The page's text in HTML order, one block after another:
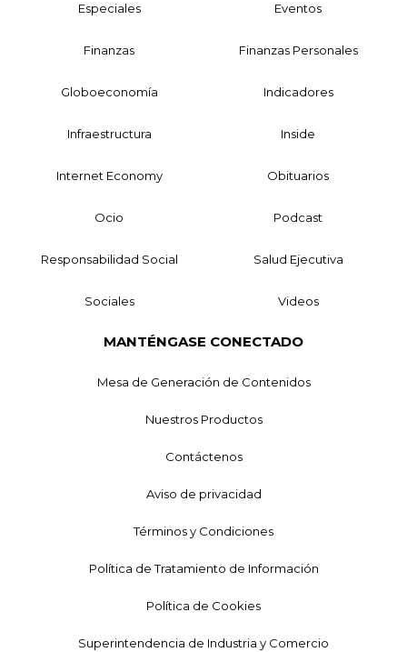
Especiales Eventos
Finanzas Finanzas Personales
Globoeconomía Indicadores
Infraestructura Inside
Internet Economy Obituarios
Ocio Podcast
Responsabilidad Social Salud Ejecutiva
Sociales Videos
MANTÉNGASE CONECTADO
Mesa de Generación de Contenidos
Nuestros Productos
Contáctenos
Aviso de privacidad
Términos y Condiciones
Política de Tratamiento de Información
Política de Cookies
Superintendencia de Industria y Comercio